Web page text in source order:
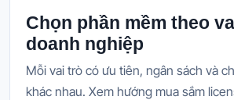
Chọn phần mềm theo
doanh nghiệp
Mỗi vai trò có ưu tiên, ngân sách và
khác nhau. Xem hướng mua sắm